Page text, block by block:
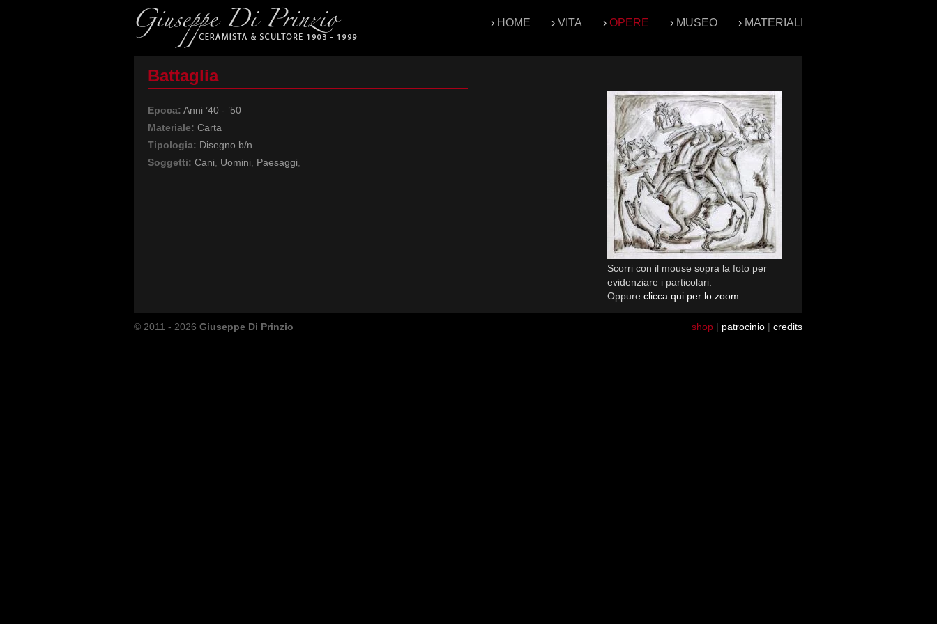
› HOME › VITA › OPERE › MUSEO › MATERIALI
Battaglia
Epoca: Anni ’40 - ’50
Materiale: Carta
Tipologia: Disegno b/n
Soggetti: Cani Uomini Paesaggi
Scorri con il mouse sopra la foto per
evidenziare i particolari.
Oppure clicca qui per lo zoom
© 2011 - 2026 Giuseppe Di Prinzio shop | patrocinio | credits